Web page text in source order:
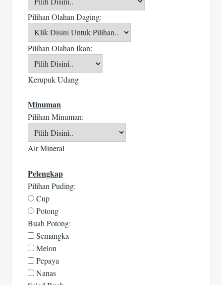
Pilihan Olahan Daging:
Pilihan Olahan Ikan:
Kerupuk Udang
Minuman
Pilihan Minuman:
Air Mineral
Pelengkap
Pilihan Puding:
Cup
Potong
Buah Potong:
Semangka
Melon
Pepaya
Nanas